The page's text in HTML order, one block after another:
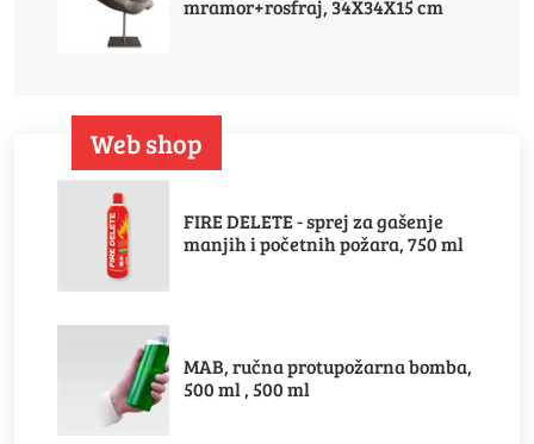
mramor+rosfraj, 34X34X15 cm
Web shop
FIRE DELETE - sprej za gašenje
manjih i početnih požara, 750 ml
MAB, ručna protupožarna bomba,
500 ml , 500 ml